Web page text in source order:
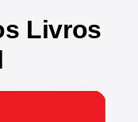
Livros